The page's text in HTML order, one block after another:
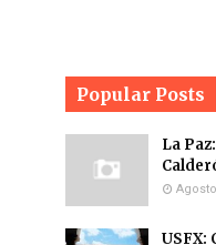
Popular Posts
La
USFX: